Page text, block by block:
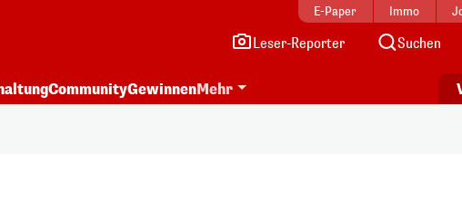
E-Paper Immo
Leser-Reporter Suchen
CommunityGewinnenMehr